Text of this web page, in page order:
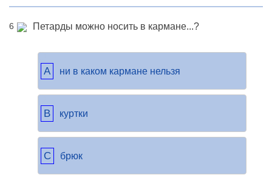
6 Петарды можно носить в кармане...?
A ни в каком кармане нельзя
B куртки
C брюк